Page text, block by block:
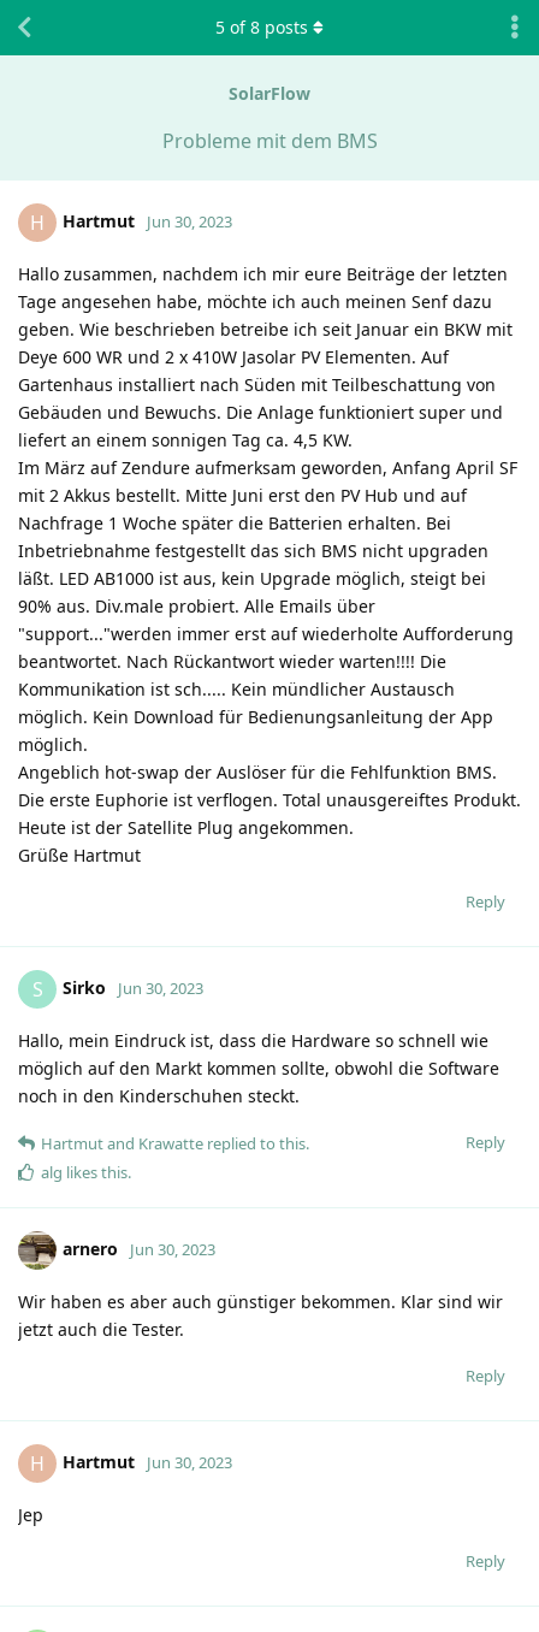
SolarFlow
Probleme mit dem BMS
5 of8 posts
H Hartmut Jun 30, 2023
Hallo zusammen, nachdem ich mir eure Beiträge der letzten
Tage angesehen habe, möchte ich auch meinen Senf dazu
geben. Wie beschrieben betreibe ich seit Januar ein BKW mit
Deye 600 WR und 2 x 410W Jasolar PV Elementen. Auf
Gartenhaus installiert nach Süden mit Teilbeschattung von
Gebäuden und Bewuchs. Die Anlage funktioniert super und
liefert an einem sonnigen Tag ca. 4,5 KW.
Im März auf Zendure aufmerksam geworden, Anfang April SF
mit 2 Akkus bestellt. Mitte Juni erst den PV Hub und auf
Nachfrage 1 Woche später die Batterien erhalten. Bei
Inbetriebnahme festgestellt das sich BMS nicht upgraden
läßt. LED AB1000 ist aus, kein Upgrade möglich, steigt bei
90% aus. Div.male probiert. Alle Emails über
"support..."werden immer erst auf wiederholte Aufforderung
beantwortet. Nach Rückantwort wieder warten!!!! Die
Kommunikation ist sch..... Kein mündlicher Austausch
möglich. Kein Download für Bedienungsanleitung der App
möglich.
Angeblich hot-swap der Auslöser für die Fehlfunktion BMS.
Die erste Euphorie ist verflogen. Total unausgereiftes Produkt.
Heute ist der Satellite Plug angekommen.
Grüße Hartmut
Reply
S Sirko Jun 30, 2023
Hallo, mein Eindruck ist, dass die Hardware so schnell wie
möglich auf den Markt kommen sollte, obwohl die Software
noch in den Kinderschuhen steckt.
Reply
Hartmutand Krawatte replied to this.
alg likes this.
arnero Jun 30, 2023
Wir haben es aber auch günstiger bekommen. Klar sind wir
jetzt auch die Tester.
Reply
H Hartmut Jun 30, 2023
Jep
Reply